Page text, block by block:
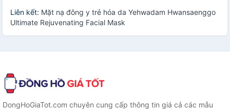
Liên kết: Mặt nạ đông y trẻ hóa da Yehwadam Hwansaenggo
Ultimate Rejuvenating Facial Mask
DongHoGiaTot.com chuyên cung cấp thông tin giá cả các mẫu